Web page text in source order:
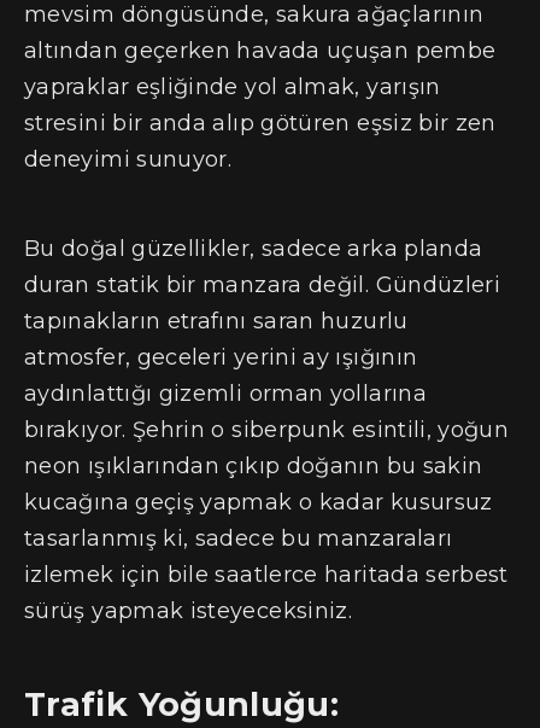
mevsim döngüsünde, sakura ağaçlarının
altından geçerken havada uçuşan pembe
yapraklar eşliğinde yol almak, yarışın
stresini bir anda alıp götüren eşsiz bir zen
deneyimi sunuyor.
Bu doğal güzellikler, sadece arka planda
duran statik bir manzara değil. Gündüzleri
tapınakların etrafını saran huzurlu
atmosfer, geceleri yerini ay ışığının
aydınlattığı gizemli orman yollarına
bırakıyor. Şehrin o siberpunk esintili, yoğun
neon ışıklarından çıkıp doğanın bu sakin
kucağına geçiş yapmak o kadar kusursuz
tasarlanmış ki, sadece bu manzaraları
izlemek için bile saatlerce haritada serbest
sürüş yapmak isteyeceksiniz.
Trafik Yoğunluğu: